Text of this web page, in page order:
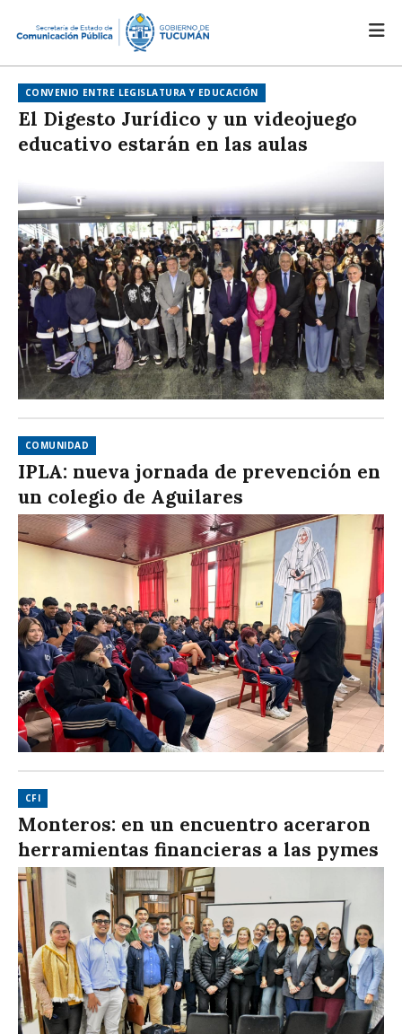
CONVENIO ENTRE LEGISLATURA Y EDUCACIÓN
El Digesto Jurídico y un videojuego
educativo estarán en las aulas
COMUNIDAD
IPLA: nueva jornada de prevención en
un colegio de Aguilares
CFI
Monteros: en un encuentro aceraron
herramientas financieras a las pymes